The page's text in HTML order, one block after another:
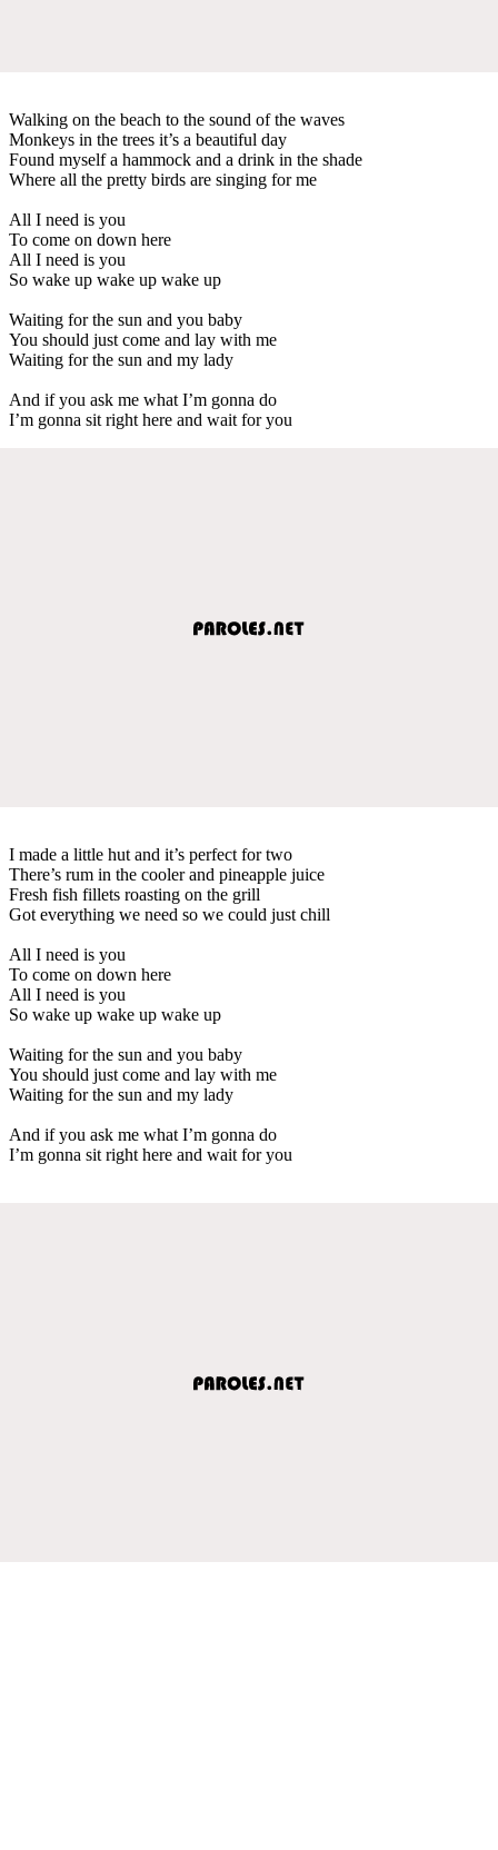
Walking on the beach to the sound of the waves
Monkeys in the trees it’s a beautiful day
Found myself a hammock and a drink in the shade
Where all the pretty birds are singing for me
All I need is you
To come on down here
All I need is you
So wake up wake up wake up
Waiting for the sun and you baby
You should just come and lay with me
Waiting for the sun and my lady
And if you ask me what I’m gonna do
I’m gonna sit right here and wait for you
I made a little hut and it’s perfect for two
There’s rum in the cooler and pineapple juice
Fresh fish fillets roasting on the grill
Got everything we need so we could just chill
All I need is you
To come on down here
All I need is you
So wake up wake up wake up
Waiting for the sun and you baby
You should just come and lay with me
Waiting for the sun and my lady
And if you ask me what I’m gonna do
I’m gonna sit right here and wait for you